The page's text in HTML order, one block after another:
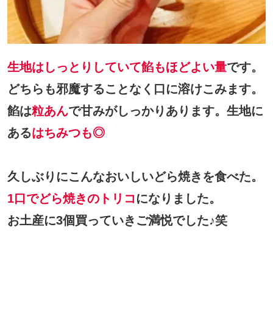
生地はしっとりしていて餡もほどよい量です。
どちらも邪魔することなく口に溶けこみます。
餡は粒あんで甘みがしっかりあります。生地に
あるはちみつも◎
久しぶりにこんなおいしいどら焼きを食べた。
1口でどら焼きのトリコ になりました。
お土産に3個買っていきご満悦でした♪笑